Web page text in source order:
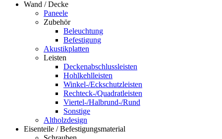
Wand / Decke
Paneele
Zubehör
Beleuchtung
Befestigung
Akustikplatten
Leisten
Deckenabschlussleisten
Hohlkehlleisten
Winkel-/Eckschutzleisten
Rechteck-/Quadratleisten
Viertel-/Halbrund-/Rund
Sonstige
Altholzdesign
Eisenteile / Befestigungsmaterial